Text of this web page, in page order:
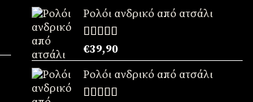
Ρολόι ανδρικό από ατσάλι
Βαθμολογήθηκε
με5.00από
5
€39,90
Ρολόι ανδρικό από ατσάλι